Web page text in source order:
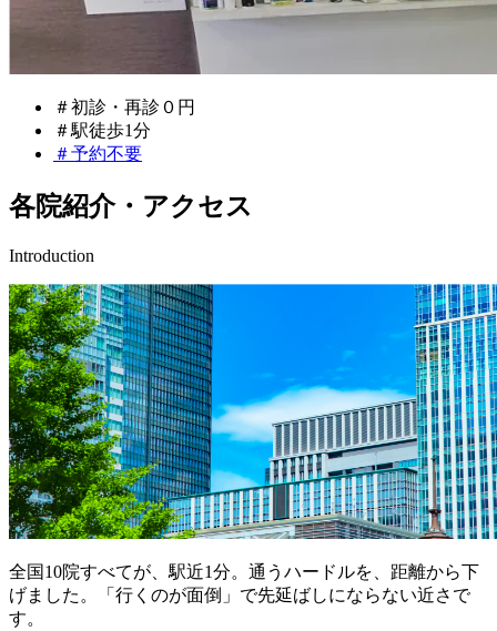
＃初診・再診０円
＃駅徒歩1分
＃予約不要
各院紹介・アクセス
Introduction
全国10院すべてが、駅近1分。通うハードルを、距離から下
げました。「行くのが面倒」で先延ばしにならない近さで
す。